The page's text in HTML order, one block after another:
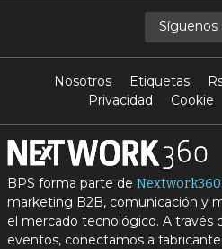
Síguenos
Nosotros Etiquetas
Privacidad
Cookie
BPS forma parte de Nextwork360
marketing B2B, comunicación y
el mercado tecnológico. A través
eventos, conectamos a